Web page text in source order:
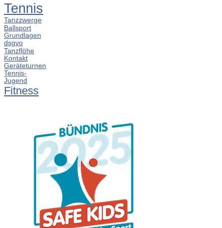
Tennis
Tanzzwerge
Ballsport
Grundlagen
dsgvo
Tanzflöhe
Kontakt
Geräteturnen
Tennis-
Jugend
Fitness